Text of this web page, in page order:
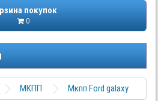
покупок
0
МКПП Мкпп Ford galaxy